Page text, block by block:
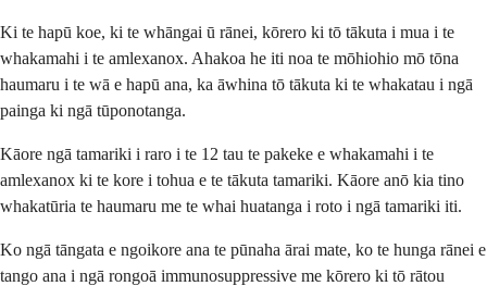
Ki te hapū koe, ki te whāngai ū rānei, kōrero ki tō tākuta i mua i te
whakamahi i te amlexanox. Ahakoa he iti noa te mōhiohio mō tōna
haumaru i te wā e hapū ana, ka āwhina tō tākuta ki te whakatau i ngā
painga ki ngā tūponotanga.
Kāore ngā tamariki i raro i te 12 tau te pakeke e whakamahi i te
amlexanox ki te kore i tohua e te tākuta tamariki. Kāore anō kia tino
whakatūria te haumaru me te whai huatanga i roto i ngā tamariki iti.
Ko ngā tāngata e ngoikore ana te pūnaha ārai mate, ko te hunga rānei e
tango ana i ngā rongoā immunosuppressive me kōrero ki tō rātou